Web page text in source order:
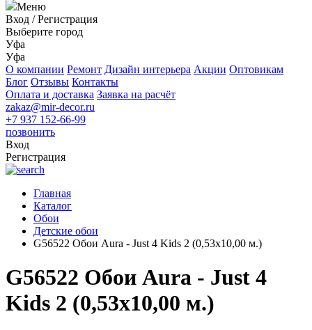
Меню
Вход /Регистрация
Выберите город
Уфа
Уфа
О компании Ремонт Дизайн интерьера Акции Оптовикам
Блог Отзывы Контакты
Оплата и доставка Заявка на расчёт
zakaz@mir-decor.ru
+7 937 152-66-99
позвонить
Вход
Регистрация
Главная
Каталог
Обои
Детские обои
G56522 Обои Aura - Just 4 Kids 2 (0,53х10,00 м.)
G56522 Обои Aura - Just 4
Kids 2 (0,53х10,00 м.)